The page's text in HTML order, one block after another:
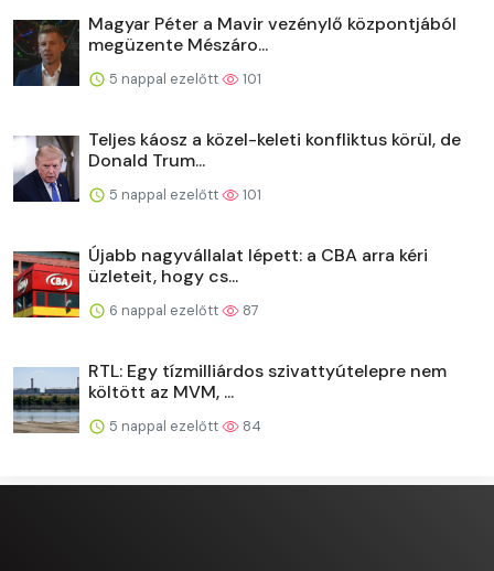
Magyar Péter a Mavir vezénylő központjából
megüzente Mészáro...
5 nappal ezelőtt 101
Teljes káosz a közel-keleti konfliktus körül, de
Donald Trum...
5 nappal ezelőtt 101
Újabb nagyvállalat lépett: a CBA arra kéri
üzleteit, hogy cs...
6 nappal ezelőtt 87
RTL: Egy tízmilliárdos szivattyútelepre nem
költött az MVM, ...
5 nappal ezelőtt 84